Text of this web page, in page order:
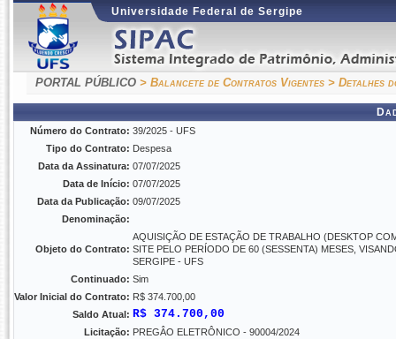
Universidade Federal de Sergipe
PORTAL PÚBLICO > Balancete de Contratos Vigentes > Detalhes
Número do Contrato: 39/2025 - UFS
Tipo do Contrato: Despesa
Data da Assinatura: 07/07/2025
Data de Início: 07/07/2025
Data da Publicação: 09/07/2025
Denominação:
Objeto do Contrato:
AQUISIÇÃO DE ESTAÇÃO DE TRABALHO (DESKTOP
SITE PELO PERÍODO DE 60 (SESSENTA) MESES,
SERGIPE - UFS
Continuado: Sim
Valor Inicial do Contrato: R$ 374.700,00
Saldo Atual: R$ 374.700,00
Licitação: PREGÂO ELETRÔNICO - 90004/2024